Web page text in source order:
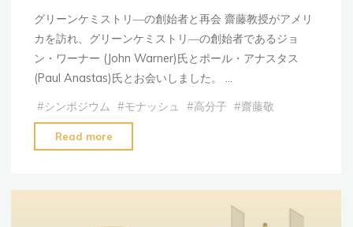
グリーンケミストリ―の創始者と再会 齋藤教授がアメリ
カを訪れ、グリーンケミストリ―の創始者であるジョ
ン・ワーナー (John Warner)氏とポール・アナスタス
(Paul Anastas)氏とお会いしました。 …
#シンポジウム #モナッシュ #高分子 #齋藤敬
Read more
リ
ン